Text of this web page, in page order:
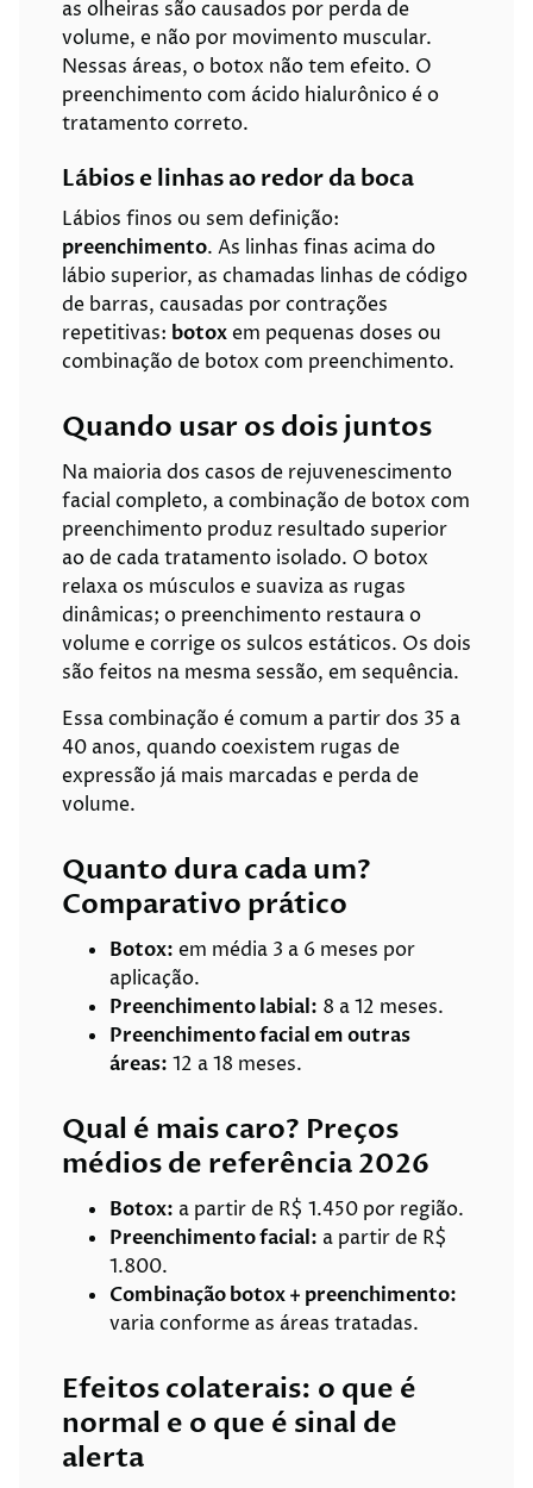
as olheiras são causados por perda de
volume, e não por movimento muscular.
Nessas áreas, o botox não tem efeito. O
preenchimento com ácido hialurônico é o
tratamento correto.
Lábios e linhas ao redor da boca
Lábios finos ou sem definição:
preenchimento. As linhas finas acima do
lábio superior, as chamadas linhas de código
de barras, causadas por contrações
repetitivas: botoxem pequenas doses ou
combinação de botox com preenchimento.
Quando usar os dois juntos
Na maioria dos casos de rejuvenescimento
facial completo, a combinação de botox com
preenchimento produz resultado superior
ao de cada tratamento isolado. O botox
relaxa os músculos e suaviza as rugas
dinâmicas; o preenchimento restaura o
volume e corrige os sulcos estáticos. Os dois
são feitos na mesma sessão, em sequência.
Essa combinação é comum a partir dos 35 a
40 anos, quando coexistem rugas de
expressão já mais marcadas e perda de
volume.
Quanto dura cada um?
Comparativo prático
Botox: em média 3 a 6 meses por
aplicação.
Preenchimento labial: 8 a 12 meses.
Preenchimento facial em outras
áreas: 12 a 18 meses.
Qual é mais caro? Preços
médios de referência 2026
Botox: a partir de R$ 1.450 por região.
Preenchimento facial: a partir de R$
1.800.
Combinação botox + preenchimento:
varia conforme as áreas tratadas.
Efeitos colaterais: o que é
normal e o que é sinal de
alerta